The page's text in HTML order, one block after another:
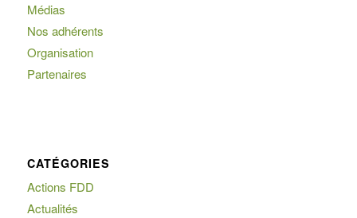
Médias
Nos adhérents
Organisation
Partenaires
CATÉGORIES
Actions FDD
Actualités